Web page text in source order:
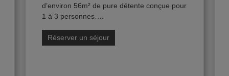
Initiations, stages & cours
d’environ 56m² de pure détente conçue pour
1 à 3 personnes….
Réserver un séjour